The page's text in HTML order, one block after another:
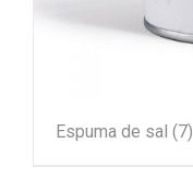
Espuma de sal (7)